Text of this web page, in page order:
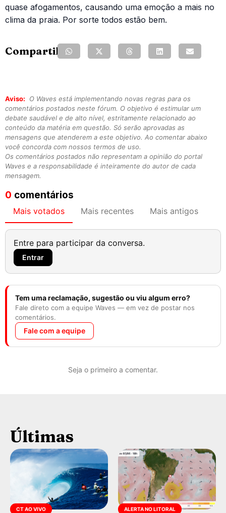
quase afogamentos, causando uma emoção a mais no
clima da praia. Por sorte todos estão bem.
Compartilhe:
Aviso:
O Waves está implementando novas regras para os
comentários postados neste fórum. O objetivo é estimular um
debate saudável e de alto nível, estritamente relacionado ao
conteúdo da matéria em questão. Só serão aprovadas as
mensagens que atenderem a este objetivo. Ao comentar abaixo
você concorda com nossos termos de uso.
Os comentários postados não representam a opinião do portal
Waves e a responsabilidade é inteiramente do autor de cada
mensagem.
0 comentários
Mais votados Mais recentes Mais antigos
Entre para participar da conversa.
Entrar
Tem uma reclamação, sugestão ou viu algum erro?
Fale direto com a equipe Waves — em vez de postar nos
comentários.
Fale com a equipe
Seja o primeiro a comentar.
Últimas
CT AO VIVO ALERTA NO LITORAL